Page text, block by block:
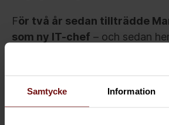
Samtycke Information
För två år sedan tillträdde
som ny IT-chef – och sedan
företaget gjort en re-brand av
som de valt att kalla för Early
leveranser direkt ut till